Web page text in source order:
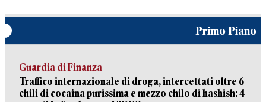
Primo Piano
Guardia di Finanza
Traffico internazionale di droga, intercettati oltre 6
chili di cocaina purissima e mezzo chilo di hashish: 4